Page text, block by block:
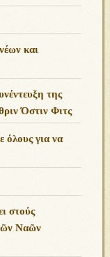
και
της
Όστιν Φιτς
όλους για να
στούς
Ναῶν